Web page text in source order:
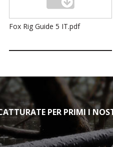
Fox Rig Guide 5 IT.pdf
PER PRIMI I